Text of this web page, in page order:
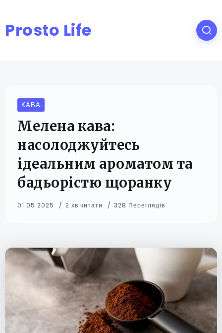
Prosto Life
КАВА
Мелена кава:
насолоджуйтесь
ідеальним ароматом та
бадьорістю щоранку
01.05.2025 2 хв читати 328 Переглядів